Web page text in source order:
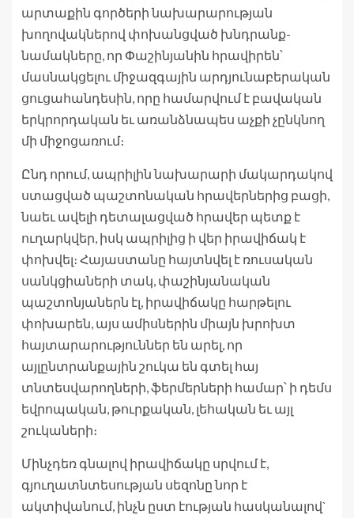
արտաքին գործերի նախարարության
խողովակներով փոխանցված խնդրանք-
նամակները, որ Փաշինյանին հրավիրեն՝
մասնակցելու միջազգային արդյունաբերական
ցուցահանդեսին, որը համարվում է բավական
երկրորդական եւ առանձնապես աչքի չընկնող
մի միջոցառում։
Ընդ որում, ապրիլին նախարարի մակարդակով
ստացված պաշտոնական հրավերներից բացի,
նաեւ ավելի դետալացված հրավեր պետք է
ուղարկվեր, իսկ ապրիլից ի վեր իրավիճակ է
փոխվել։ Հայաստանը հայտնվել է ռուսական
սանկցիաների տակ, փաշինյանական
պաշտոնյաներն էլ, իրավիճակը հարթելու
փոխարեն, այս ամիսներին միայն խրոխտ
հայտարարություններ են արել, որ
այլընտրանքային շուկա են գտել հայ
տնտեսվարողների, ֆերմերների համար՝ ի դեմս
եվրոպական, թուրքական, լեհական եւ այլ
շուկաների։
Մինչդեռ գնալով իրավիճակը սրվում է,
գյուղատնտեսության սեզոնը նոր է
ակտիվանում, ինչն ըստ էության հասկանալով`